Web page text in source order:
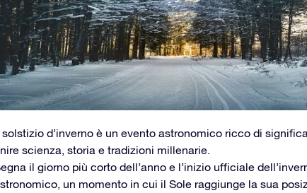
solstizio d’inverno è un evento astronomico ricco di
scienza, storia e tradizioni millenarie.
il giorno più corto dell’anno e l’inizio ufficiale
un momento in cui il Sole raggiunge la sua